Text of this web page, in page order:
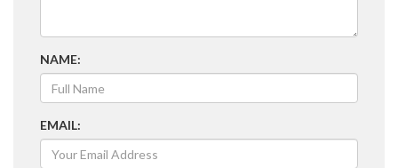
NAME:
EMAIL: